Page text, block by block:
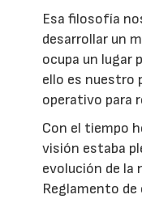
Esa filosofía
desarrollar un
ocupa un lugar
ello es nuestro
operativo para
Con el tiempo
visión estaba
evolución de la
Reglamento de